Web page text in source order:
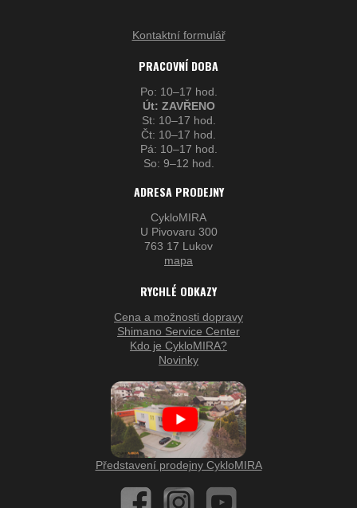
Kontaktní formulář
PRACOVNÍ DOBA
Po: 10–17 hod.
Út: ZAVŘENO
St: 10–17 hod.
Čt: 10–17 hod.
Pá: 10–17 hod.
So: 9–12 hod.
ADRESA PRODEJNY
CykloMIRA
U Pivovaru 300
763 17 Lukov
mapa
RYCHLÉ ODKAZY
Cena a možnosti dopravy
Shimano Service Center
Kdo je CykloMIRA?
Novinky
Představení prodejny CykloMIRA